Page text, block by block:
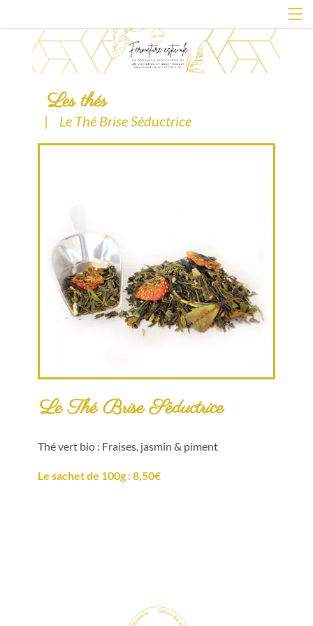
Les thés
| Le Thé Brise Séductrice
Le Thé Brise Séductrice
Thé vert bio : Fraises, jasmin & piment
Le sachet de 100g : 8,50€